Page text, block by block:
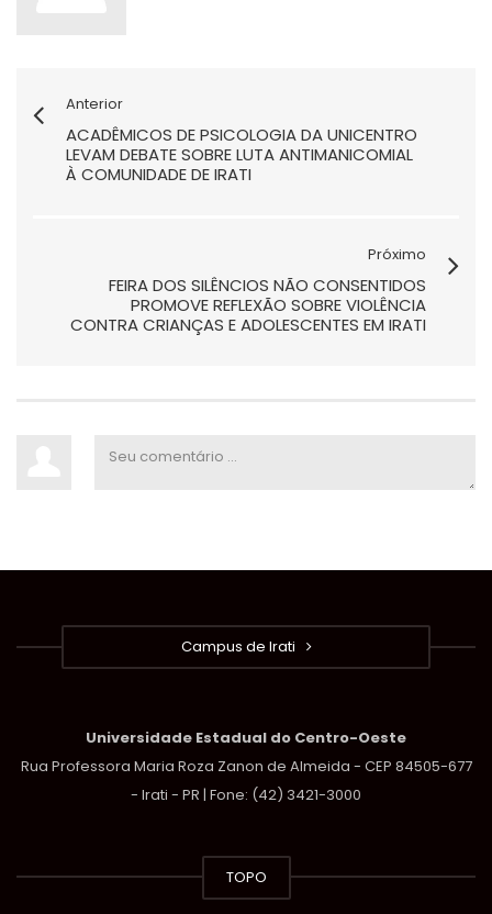
Anterior
ACADÊMICOS DE PSICOLOGIA DA UNICENTRO
LEVAM DEBATE SOBRE LUTA ANTIMANICOMIAL
À COMUNIDADE DE IRATI
Próximo
FEIRA DOS SILÊNCIOS NÃO CONSENTIDOS
PROMOVE REFLEXÃO SOBRE VIOLÊNCIA
CONTRA CRIANÇAS E ADOLESCENTES EM IRATI
Campus de Irati
Universidade Estadual do Centro-Oeste
Rua Professora Maria Roza Zanon de Almeida - CEP 84505-677
- Irati - PR | Fone: (42) 3421-3000
TOPO